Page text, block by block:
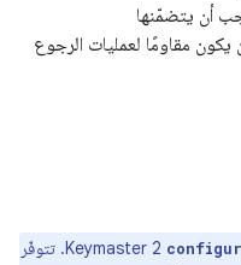
أن يتضمّنها
مقاومًا لعمليات الرجوع
Keymaster 2. تتوفّر